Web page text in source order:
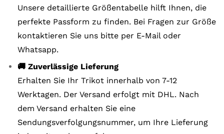
Unsere detaillierte Größentabelle hilft Ihnen, die
perfekte Passform zu finden. Bei Fragen zur Größe
kontaktieren Sie uns bitte per E-Mail oder
Whatsapp.
🚚 Zuverlässige Lieferung
Erhalten Sie Ihr Trikot innerhalb von 7-12
Werktagen. Der Versand erfolgt mit DHL. Nach
dem Versand erhalten Sie eine
Sendungsverfolgungsnummer, um Ihre Lieferung